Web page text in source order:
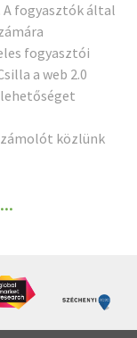
A fogyasztók által
fogyasztói
a web 2.0
közlünk